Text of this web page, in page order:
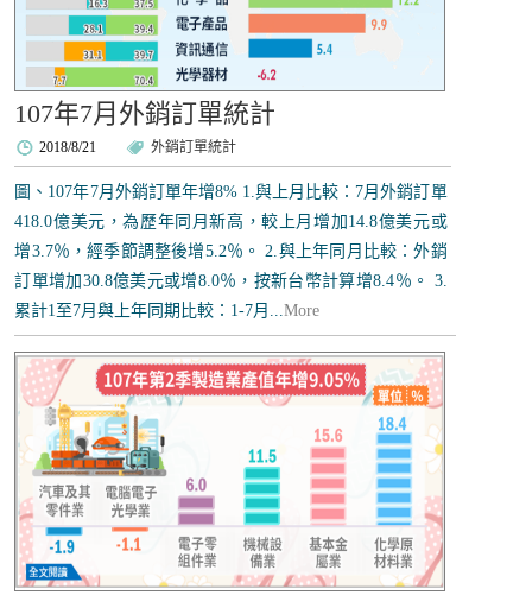
107年7月外銷訂單統計
2018/8/21 外銷訂單統計
圖、107年7月外銷訂單年增8% 1.與上月比較：7月外銷訂單
418.0億美元，為歷年同月新高，較上月增加14.8億美元或
增3.7％，經季節調整後增5.2％。 2.與上年同月比較：外銷
訂單增加30.8億美元或增8.0％，按新台幣計算增8.4％。 3.
累計1至7月與上年同期比較：1-7月...More